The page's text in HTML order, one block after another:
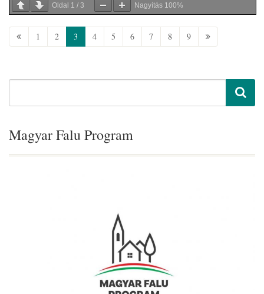
Oldal 1 / 3 Nagyítás 100%
1 2 3 4 5 6 7 8 9
Magyar Falu Program